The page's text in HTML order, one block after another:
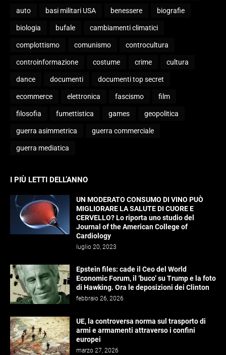
auto basi militari USA benessere biografie
biologia bufale cambiamenti climatici
complottismo comunismo controcultura
controinformazione costume crime cultura
dance documenti documenti top secret
ecommerce elettronica fascismo film
filosofia fumettistica games geopolitica
guerra asimmetrica guerra commerciale
guerra mediatica
I PIÙ LETTI DELL’ANNO
UN MODERATO CONSUMO DI VINO PUÒ
MIGLIORARE LA SALUTE DI CUORE E
CERVELLO? Lo riporta uno studio del
Journal of the American College of
Cardiology
luglio 20, 2023
Epstein files: cade il Ceo del World
Economic Forum, il ‘buco’ su Trump e la foto
di Hawking. Ora le deposizioni dei Clinton
febbraio 26, 2026
UE, la controversa norma sul trasporto di
armi e armamenti attraverso i confini
europei
marzo 27, 2026